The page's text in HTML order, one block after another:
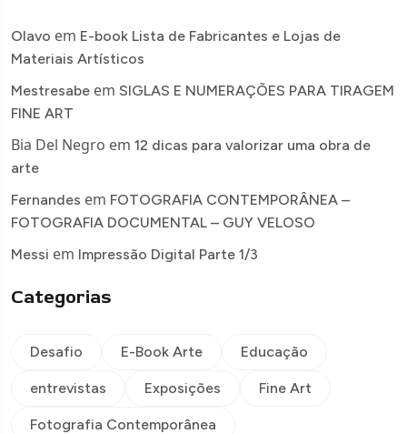
Olavo em E-book Lista de Fabricantes e Lojas de
Materiais Artísticos
Mestresabe em SIGLAS E NUMERAÇÕES PARA TIRAGEM
FINE ART
Bia Del Negro em 12 dicas para valorizar uma obra de
arte
Fernandes em FOTOGRAFIA CONTEMPORÂNEA –
FOTOGRAFIA DOCUMENTAL – GUY VELOSO
Messi em Impressão Digital Parte 1/3
Categorias
Desafio E-Book Arte Educação
entrevistas Exposições Fine Art
Fotografia Contemporânea